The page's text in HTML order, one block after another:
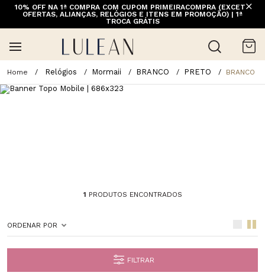
10% OFF NA 1ª COMPRA COM CUPOM PRIMEIRACOMPRA (EXCETO
OFERTAS, ALIANÇAS, RELÓGIOS E ITENS EM PROMOÇÃO) | 1ª
TROCA GRÁTIS
Relógios Mormaii BRANCO PRETO BRANCO
1 PRODUTOS ENCONTRADOS
ORDENAR POR
FILTRAR